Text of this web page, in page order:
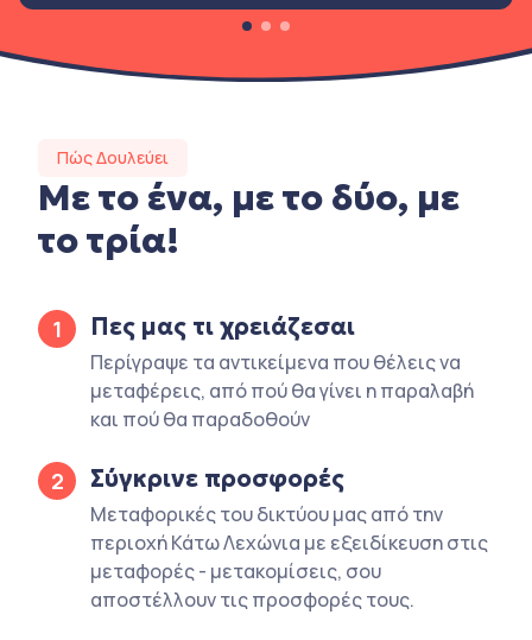
Πώς Δουλεύει
Με το ένα, με το δύο, με
το τρία!
1 Πες μας τι χρειάζεσαι
Περίγραψε τα αντικείμενα που θέλεις να
μεταφέρεις, από πού θα γίνει η παραλαβή
και πού θα παραδοθούν
2 Σύγκρινε προσφορές
Μεταφορικές του δικτύου μας από την
περιοχή Κάτω Λεχώνια με εξειδίκευση στις
μεταφορές - μετακομίσεις, σου
αποστέλλουν τις προσφορές τους.